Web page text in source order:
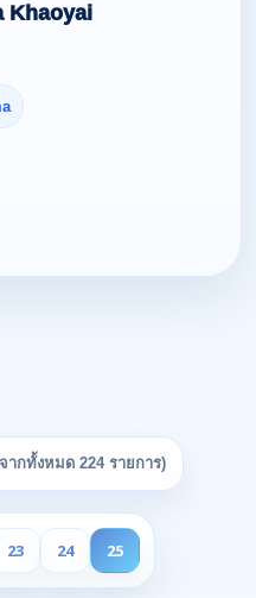
Khaoyai
ากทั้งหมด 224 รายการ)
23 24 25